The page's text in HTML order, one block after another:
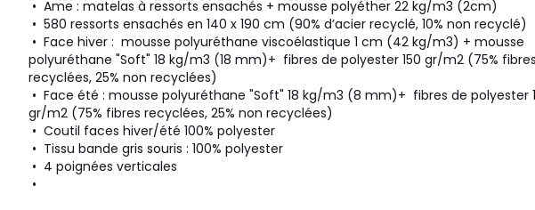
• Ame : matelas à ressorts ensachés + mousse polyéther 22 kg/m3 (2cm)
• 580 ressorts ensachés en 140 x 190 cm (90% d’acier recyclé, 10% non recyclé)
• Face hiver : mousse polyuréthane viscoélastique 1 cm (42 kg/m3) + mousse
polyuréthane "Soft" 18 kg/m3 (18 mm)+ fibres de polyester 150 gr/m2 (75% fibres
recyclées, 25% non recyclées)
• Face été : mousse polyuréthane "Soft" 18 kg/m3 (8 mm)+ fibres de polyester
gr/m2 (75% fibres recyclées, 25% non recyclées)
• Coutil faces hiver/été 100% polyester
• Tissu bande gris souris : 100% polyester
• 4 poignées verticales
•